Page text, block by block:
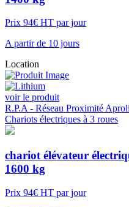
Prix 94€ HT par jour
A partir de 10 jours
Location
voir le produit
R.P.A - Réseau Proximité
Chariots électriques à 3 roues
chariot élévateur
1600 kg
Prix 94€ HT par jour